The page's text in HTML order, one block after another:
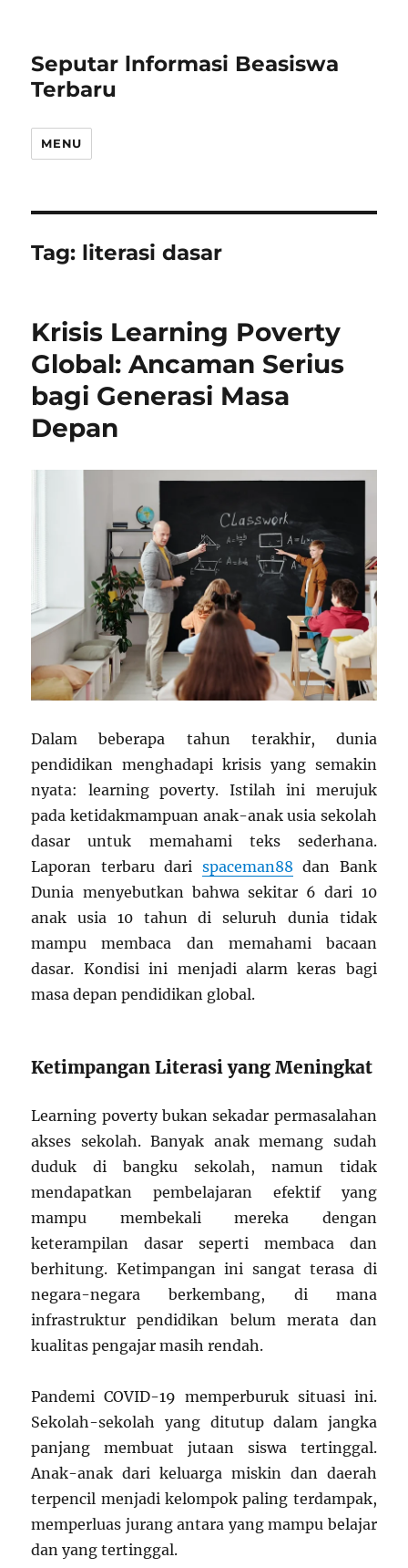
Seputar lnformasi Beasiswa
Terbaru
MENU
Tag: literasi dasar
Krisis Learning Poverty
Global: Ancaman Serius
bagi Generasi Masa
Depan
Dalam beberapa tahun terakhir, dunia
pendidikan menghadapi krisis yang semakin
nyata: learning poverty. Istilah ini merujuk
pada ketidakmampuan anak-anak usia sekolah
dasar untuk memahami teks sederhana.
Laporan terbaru dari spaceman88 dan Bank
Dunia menyebutkan bahwa sekitar 6 dari 10
anak usia 10 tahun di seluruh dunia tidak
mampu membaca dan memahami bacaan
dasar. Kondisi ini menjadi alarm keras bagi
masa depan pendidikan global.
Ketimpangan Literasi yang Meningkat
Learning poverty bukan sekadar permasalahan
akses sekolah. Banyak anak memang sudah
duduk di bangku sekolah, namun tidak
mendapatkan pembelajaran efektif yang
mampu membekali mereka dengan
keterampilan dasar seperti membaca dan
berhitung. Ketimpangan ini sangat terasa di
negara-negara berkembang, di mana
infrastruktur pendidikan belum merata dan
kualitas pengajar masih rendah.
Pandemi COVID-19 memperburuk situasi ini.
Sekolah-sekolah yang ditutup dalam jangka
panjang membuat jutaan siswa tertinggal.
Anak-anak dari keluarga miskin dan daerah
terpencil menjadi kelompok paling terdampak,
memperluas jurang antara yang mampu belajar
dan yang tertinggal.